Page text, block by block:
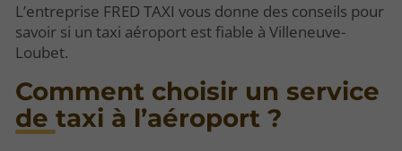
L’entreprise FRED TAXI vous donne des conseils pour
savoir si un taxi aéroport est fiable à Villeneuve-
Loubet.
Comment choisir un service
de taxi à l’aéroport ?